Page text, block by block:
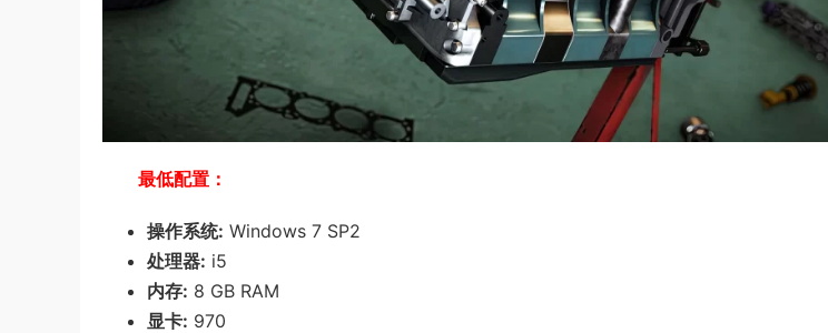
最低配置：
操作系统: Windows 7 SP2
处理器: i5
内存: 8 GB RAM
显卡: 970